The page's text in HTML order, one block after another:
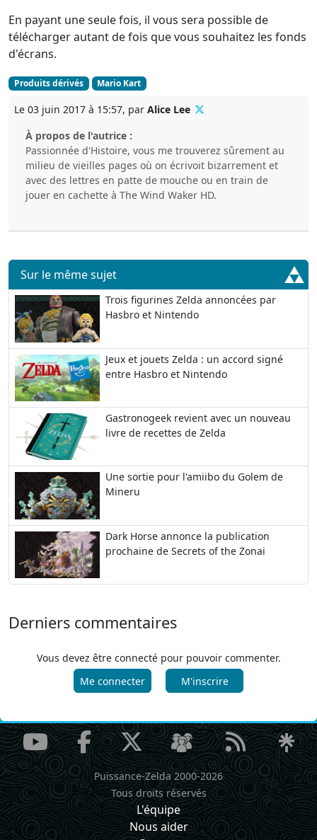
En payant une seule fois, il vous sera possible de
télécharger autant de fois que vous souhaitez les fonds
d'écrans.
Produits dérivés Mario Kart
Le 03 juin 2017 à 15:57, par Alice Lee
À propos de l'autrice :
Passionnée d'Histoire, vous me trouverez sûrement au
milieu de vieilles pages où on écrivoit bizarrement et
avec des lettres en patte de mouche ou en train de
jouer en cachette à The Wind Waker HD.
Sur le même sujet
Trois figurines Zelda annoncées par
Hasbro et Nintendo
Jeux et jouets Zelda : un accord signé
entre Hasbro et Nintendo
Gastronogeek revient avec un nouveau
livre de recettes de Zelda
Une sortie pour l'amiibo du Golem de
Mineru
Dark Horse annonce la publication
prochaine de Secrets of the Zonai
Derniers commentaires
Vous devez être connecté pour pouvoir commenter.
Me connecter
M'inscrire
Puissance-Zelda 2000-2026
Tous droits réservés
L'équipe
Nous aider